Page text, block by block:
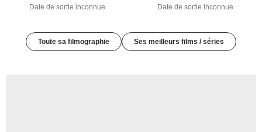
Date de sortie inconnue Date de sortie inconnue
Toute sa filmographie Ses meilleurs films / séries